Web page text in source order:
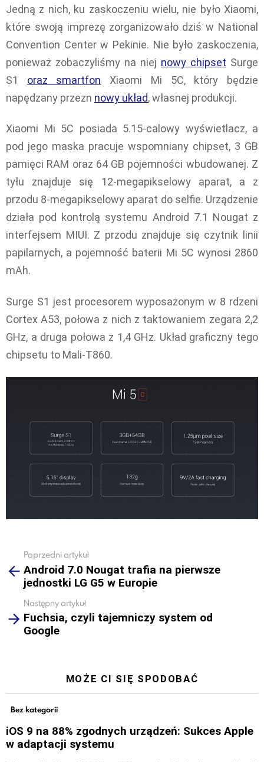
Jedną z nich, ku zaskoczeniu wielu, nie było Xiaomi,
które swoją imprezę zorganizowało dziś w National
Convention Center w Pekinie. Nie było zaskoczenia,
ponieważ zobaczyliśmy na niej nowy chipset Surge
S1 oraz smartfon Xiaomi Mi 5C, który będzie
napędzany przezn nowy układ, własnej produkcji.
Xiaomi Mi 5C posiada 5.15-calowy wyświetlacz, a
pod jego maska pracuje wspomniany chipset, 3 GB
pamięci RAM oraz 64 GB pojemności wbudowanej. Z
tyłu znajduje się 12-megapikselowy aparat, a z
przodu 8-megapikselowy aparat do selfie. Urządzenie
działa pod kontrolą systemu Android 7.1 Nougat z
interfejsem MIUI. Z przodu znajduje się czytnik linii
papilarnych, a pojemność baterii Mi 5C wynosi 2860
mAh.
Surge S1 jest procesorem wyposażonym w 8 rdzeni
Cortex A53, połowa z nich z taktowaniem zegara 2,2
GHz, a druga połowa z 1,4 GHz. Układ graficzny tego
chipsetu to Mali-T860.
more
Poprzedni artykuł
Android 7.0 Nougat trafia na pierwsze
jednostki LG G5 w Europie
Następny artykuł
Fuchsia, czyli tajemniczy system od
Google
MOŻE CI SIĘ SPODOBAĆ
Bez kategorii
iOS 9 na 88% zgodnych urządzeń: Sukces Apple
w adaptacji systemu